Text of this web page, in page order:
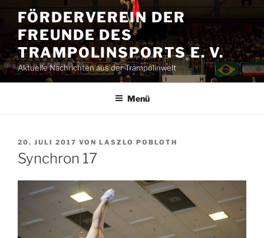
Inhalt
springen
FÖRDERVEREIN DER
FREUNDE DES
TRAMPOLINSPORTS E. V.
Aktuelle Nachrichten aus der Trampolinwelt
Menü
VERÖFFENTLICHT
AM
20. JULI 2017 VON LASZLO POBLOTH
Synchron 17